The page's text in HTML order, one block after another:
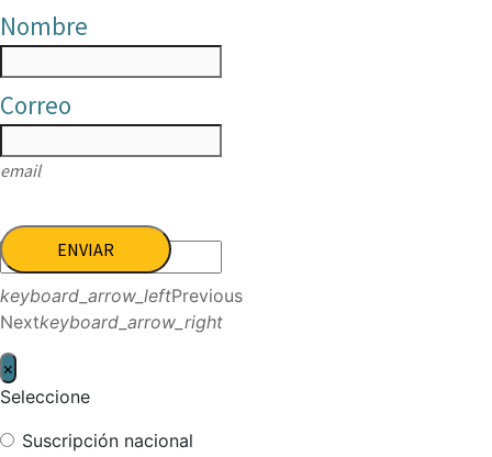
Nombre
Correo
email
ENVIAR
keyboard_arrow_leftPrevious
Nextkeyboard_arrow_right
×
Seleccione
Suscripción nacional